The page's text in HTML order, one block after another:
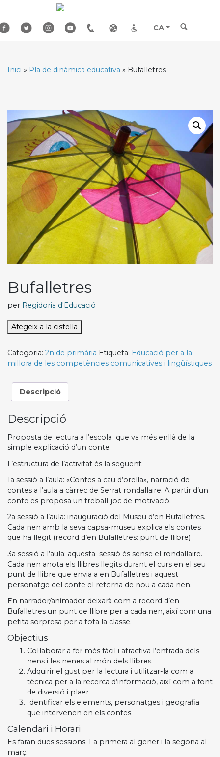
content
CA
Inici » Pla de dinàmica educativa » Bufalletres
Bufalletres
per Regidoria d'Educació
Afegeix a la cistella
Categoria: 2n de primària Etiqueta: Educació per a la
millora de les competències comunicatives i lingüístiques
Descripció
Descripció
Proposta de lectura a l’escola que va més enllà de la
simple explicació d’un conte.
L’estructura de l’activitat és la següent:
1a sessió a l’aula: «Contes a cau d’orella», narració de
contes a l’aula a càrrec de Serrat rondallaire. A partir d’un
conte es proposa un treball-joc de motivació.
2a sessió a l’aula: inauguració del Museu d’en Bufalletres.
Cada nen amb la seva capsa-museu explica els contes
que ha llegit (record d’en Bufalletres: punt de llibre)
3a sessió a l’aula: aquesta sessió és sense el rondallaire.
Cada nen anota els llibres llegits durant el curs en el seu
punt de llibre que envia a en Bufalletres i aquest
personatge del conte el retorna de nou a cada nen.
En narrador/animador deixarà com a record d’en
Bufalletres un punt de llibre per a cada nen, així com una
petita sorpresa per a tota la classe.
Objectius
Col·laborar a fer més fàcil i atractiva l’entrada dels
nens i les nenes al món dels llibres.
Adquirir el gust per la lectura i utilitzar-la com a
tècnica per a la recerca d’informació, així com a font
de diversió i plaer.
Identificar els elements, personatges i geografia
que intervenen en els contes.
Calendari i Horari
Es faran dues sessions. La primera al gener i la segona al
març.